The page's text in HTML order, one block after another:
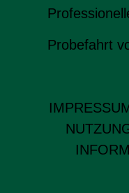
Probefahrt